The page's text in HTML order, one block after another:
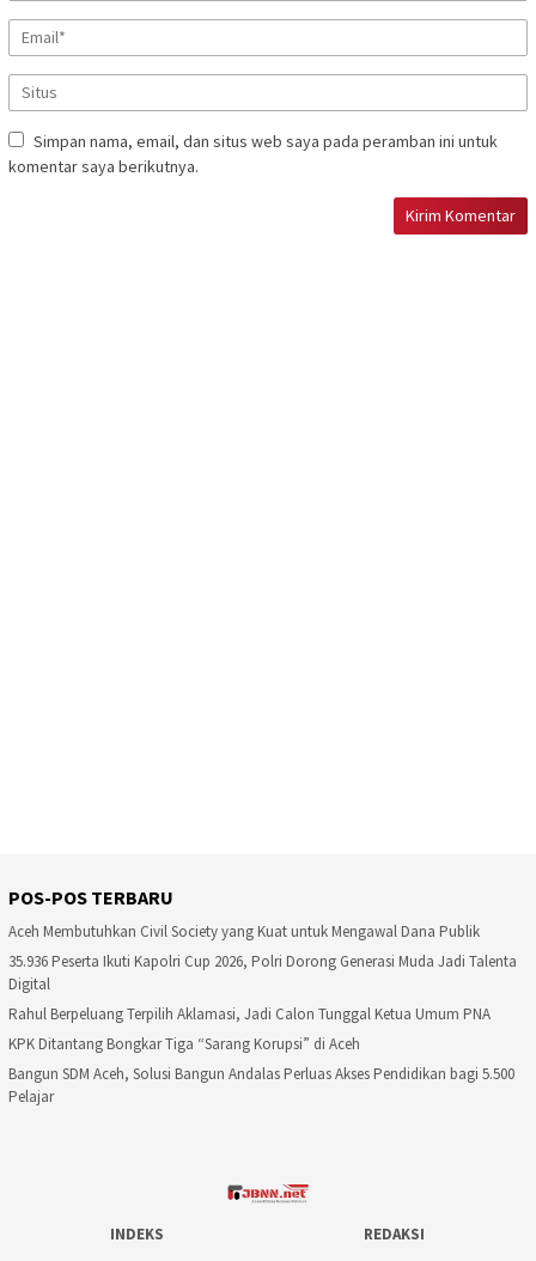
Simpan nama, email, dan situs web saya pada peramban ini untuk
komentar saya berikutnya.
POS-POS TERBARU
Aceh Membutuhkan Civil Society yang Kuat untuk Mengawal Dana Publik
35.936 Peserta Ikuti Kapolri Cup 2026, Polri Dorong Generasi Muda Jadi Talenta
Digital
Rahul Berpeluang Terpilih Aklamasi, Jadi Calon Tunggal Ketua Umum PNA
KPK Ditantang Bongkar Tiga “Sarang Korupsi” di Aceh
Bangun SDM Aceh, Solusi Bangun Andalas Perluas Akses Pendidikan bagi 5.500
Pelajar
INDEKS
REDAKSI